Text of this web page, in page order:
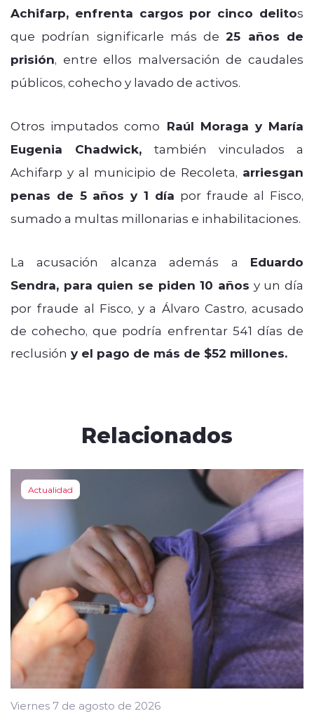
Achifarp, enfrenta cargos por cinco delitos
que podrían significarle más de25 años de
prisión, entre ellos malversación de caudales
públicos, cohecho y lavado de activos.
Otros imputados como Raúl Moraga y María
Eugenia Chadwick, también vinculados a
Achifarp y al municipio de Recoleta, arriesgan
penas de 5 años y 1 día por fraude al Fisco,
sumado a multas millonarias e inhabilitaciones.
La acusación alcanza además a Eduardo
Sendra, para quien se piden 10 años y un día
por fraude al Fisco, y a Álvaro Castro, acusado
de cohecho, que podría enfrentar 541 días de
reclusión y el pago de más de $52 millones.
Relacionados
Actualidad
Viernes 7 de agosto de 2026